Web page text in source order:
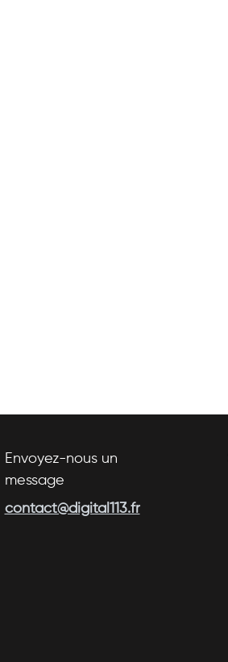
Envoyez-nous un
message
contact@digital113.fr